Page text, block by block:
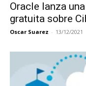
Oracle lanza
gratuita sobre
Oscar Suarez - 13/12/2021